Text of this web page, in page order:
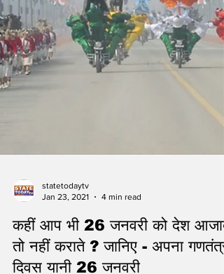
statetodaytv
Jan 23, 2021
4 min read
कहीं आप भी 26 जनवरी को देश आजाद